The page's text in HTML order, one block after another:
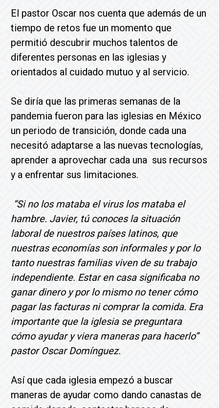
El pastor Oscar nos cuenta que además de un
tiempo de retos fue un momento que
permitió descubrir muchos talentos de
diferentes personas en las iglesias y
orientados al cuidado mutuo y al servicio.
Se diría que las primeras semanas de la
pandemia fueron para las iglesias en México
un periodo de transición, donde cada una
necesitó adaptarse a las nuevas tecnologías,
aprender a aprovechar cada una sus recursos
y a enfrentar sus limitaciones.
“Si no los mataba el virus los mataba el
hambre. Javier, tú conoces la situación
laboral de nuestros países latinos, que
nuestras economías son informales y por lo
tanto nuestras familias viven de su trabajo
independiente. Estar en casa significaba no
ganar dinero y por lo mismo no tener cómo
pagar las facturas ni comprar la comida. Era
importante que la iglesia se preguntara
cómo ayudar y viera maneras para hacerlo”
pastor Oscar Domínguez.
Así que cada iglesia empezó a buscar
maneras de ayudar como dando canastas de